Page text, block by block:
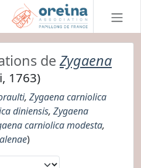
de Zygaena
1763)
, Zygaena carniolica
diniensis, Zygaena
carniolica modesta,
)